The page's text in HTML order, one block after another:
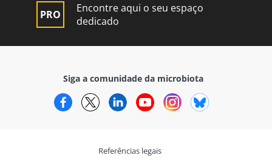
Encontre aqui o seu espaço
dedicado
Siga a comunidade da microbiota
FacebookTwitterLinkedInYouTubeInstagram
Referências legais